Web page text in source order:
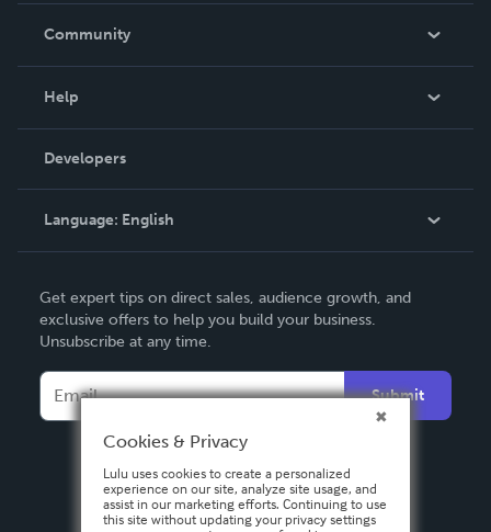
In The News
Community
Podcast
Help
Order Lookup
Knowledge Base
Contact Support
Developers
Language: English
Deutsch
Français
Italiano
Español
Get expert tips on direct sales, audience growth, and
exclusive offers to help you build your business.
Unsubscribe at any time.
Submit
Cookies & Privacy
Lulu uses cookies to create a personalized
experience on our site, analyze site usage, and
assist in our marketing efforts. Continuing to use
this site without updating your privacy settings